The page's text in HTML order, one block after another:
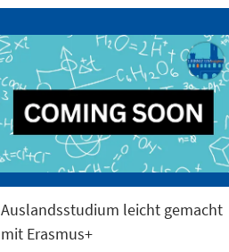
Auslandsstudium leicht gemacht
mit Erasmus+